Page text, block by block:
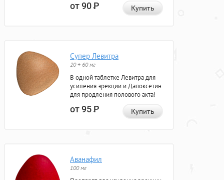
от 90Р Купить
Супер Левитра
20 + 60 мг
В одной таблетке Левитра для
усиления эрекции и Дапоксетин
для продления полового акта!
от 95Р Купить
Аванафил
100 мг